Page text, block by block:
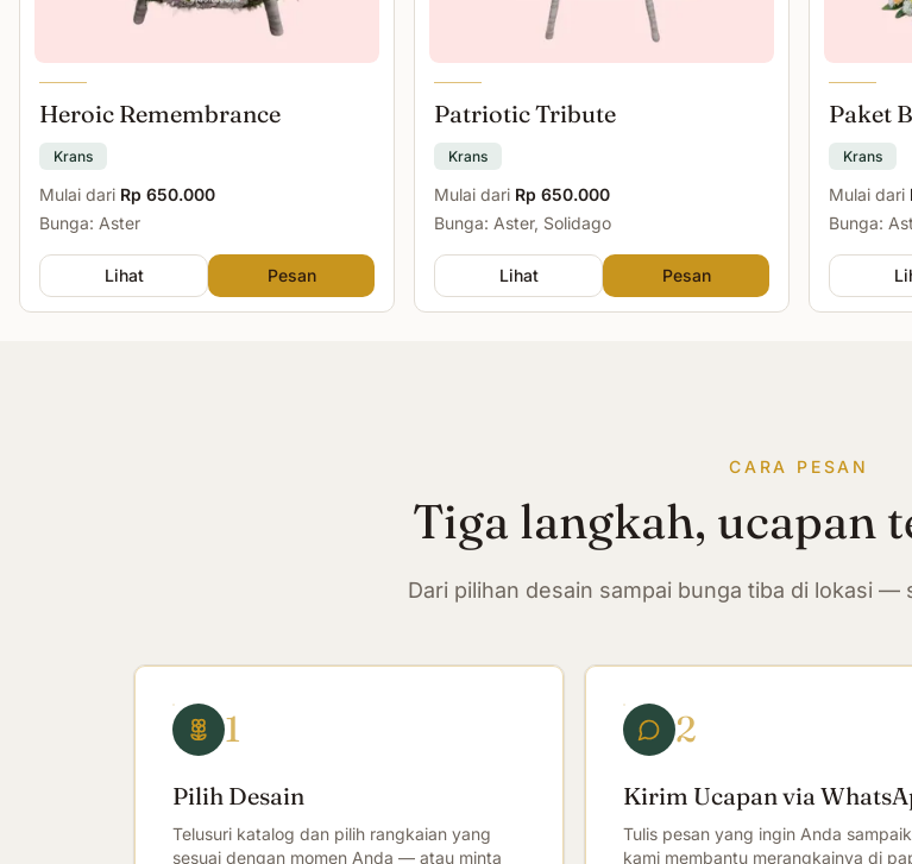
Heroic Remembrance
Krans
Mulai dari Rp 650.000
Bunga: Aster
Lihat Pesan
Patriotic Tribute
Krans
Mulai dari Rp 650.000
Bunga: Aster, Solidago
Lihat Pesan
Paket
Krans
Mulai dari
Bunga:
CARA PESAN
Tiga langkah, ucapan
Dari pilihan desain sampai bunga tiba di lokasi —
1
Pilih Desain
Telusuri katalog dan pilih rangkaian yang
sesuai dengan momen Anda — atau minta
2
Kirim Ucapan via
Tulis pesan yang ingin Anda
kami membantu merangkainya di